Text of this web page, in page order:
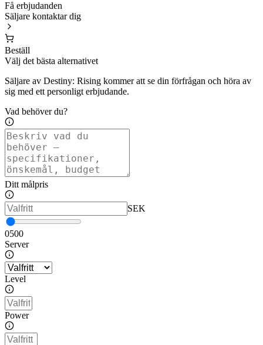
Få erbjudanden
Säljare kontaktar dig
Beställ
Välj det bästa alternativet
Säljare av Destiny: Rising kommer att se din förfrågan och höra av
sig med ett personligt erbjudande.
Vad behöver du?
Ditt målpris
SEK
0500
Server
Level
Power